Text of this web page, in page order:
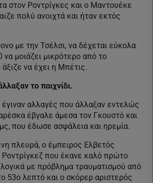
στον Ροντρίγκες και ο Μαντουέκε
πολύ ανοιχτά και ήταν εκτός
με την Τσέλσι, να δέχεται εύκολα
να μοιάζει μικρότερο από το
να έχει η Μπέτις.
το παιχνίδι.
αλλαγές που άλλαξαν εντελώς
έβγαλε άμεσα τον Γκουστό και
που έδωσε ασφάλεια και ηρεμία.
πλευρά, ο έμπειρος Ελβετός
που έκανε καλό πρώτο
με πρόβλημα τραυματισμού από
53ο λεπτό και ο σκόρερ αριστερός